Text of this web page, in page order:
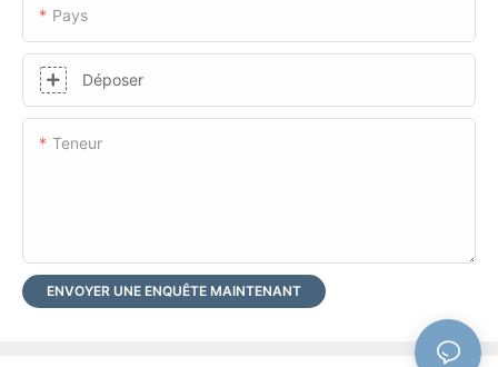
Pays
Déposer
Teneur
ENVOYER UNE ENQUÊTE MAINTENANT